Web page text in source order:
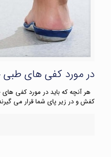
در مورد کفی های طبی
هر آنچه که باید در مورد کفی
کفش و در زیر پای شما قرار می